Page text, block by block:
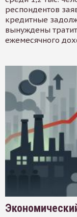
респондентов
кредитные
вынуждены
ежемесячного